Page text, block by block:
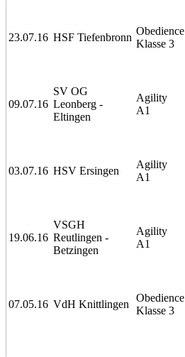
23.07.16 HSF Tiefenbronn
Obedience
Klasse 3
09.07.16
SV OG
Leonberg -
Eltingen
Agility
A1
03.07.16 HSV Ersingen
Agility
A1
19.06.16
VSGH
Reutlingen -
Betzingen
Agility
A1
07.05.16 VdH Knittlingen
Obedience
Klasse 3